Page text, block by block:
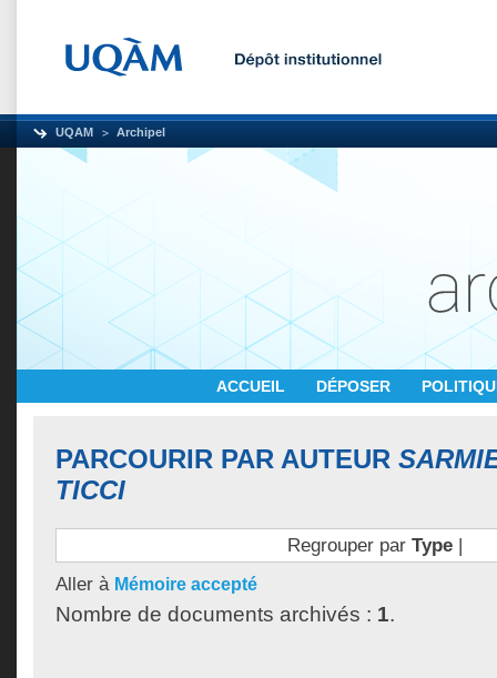
UQAM Archipel
ACCUEIL DÉPOSER
PARCOURIR PAR AUTEUR
TICCI
Regrouper par Type|
Aller à Mémoire accepté
Nombre de documents archivés : 1.